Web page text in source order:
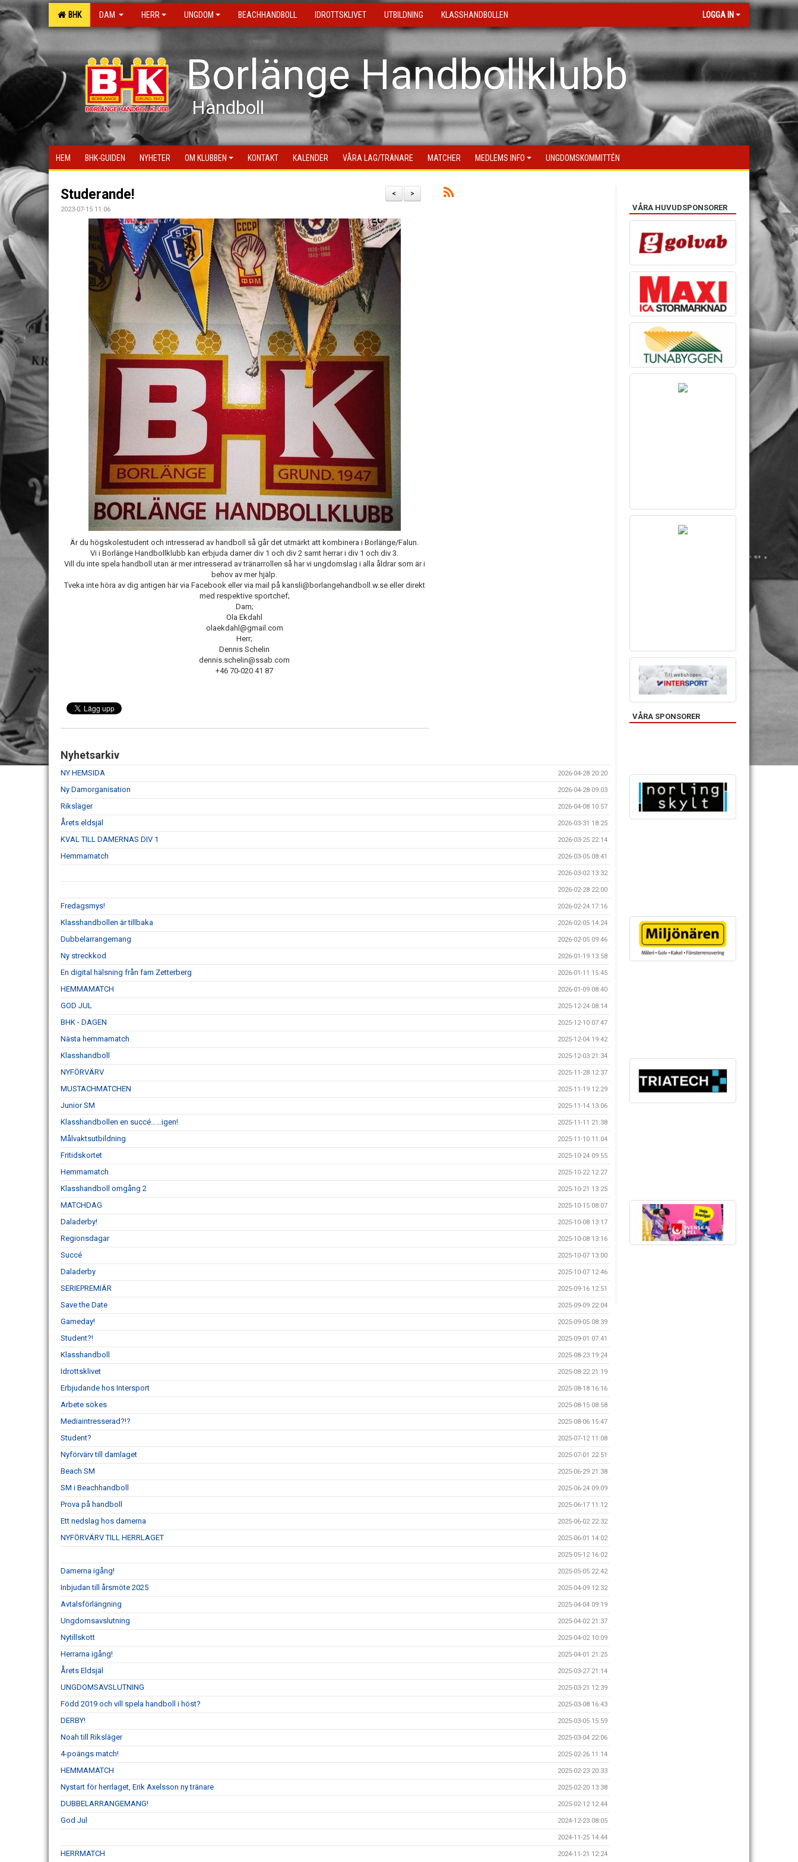
BHK DAM HERR UNGDOM BEACHHANDBOLL IDROTTSKLIVET UTBILDNING KLASSHANDBOLLEN LOGGA IN
Borlänge Handbollklubb
Handboll
HEM BHK-GUIDEN NYHETER OM KLUBBEN KONTAKT KALENDER VÅRA LAG/TRÄNARE MATCHER MEDLEMS INFO UNGDOMSKOMMITTÉN
>
<
Studerande!
2023-07-15 11:06
Är du högskolestudent och intresserad av handboll så går det utmärkt att kombinera i Borlänge/Falun.
Vi i Borlänge Handbollklubb kan erbjuda damer div 1 och div 2 samt herrar i div 1 och div 3.
Vill du inte spela handboll utan är mer intresserad av tränarrollen så har vi ungdomslag i alla åldrar som är i
behov av mer hjälp.
Tveka inte höra av dig antigen här via Facebook eller via mail på kansli@borlangehandboll.w.se eller direkt
med respektive sportchef;
Dam;
Ola Ekdahl
olaekdahl@gmail.com
Herr;
Dennis Schelin
dennis.schelin@ssab.com
+46 70-020 41 87
Nyhetsarkiv
NY HEMSIDA 2026-04-28 20:20
Ny Damorganisation 2026-04-28 09:03
Riksläger 2026-04-08 10:57
Årets eldsjäl 2026-03-31 18:25
KVAL TILL DAMERNAS DIV 1 2026-03-25 22:14
Hemmamatch 2026-03-05 08:41
2026-03-02 13:32
2026-02-28 22:00
Fredagsmys! 2026-02-24 17:16
Klasshandbollen är tillbaka 2026-02-05 14:24
Dubbelarrangemang 2026-02-05 09:46
Ny streckkod 2026-01-19 13:58
En digital hälsning från fam Zetterberg 2026-01-11 15:45
HEMMAMATCH 2026-01-09 08:40
GOD JUL 2025-12-24 08:14
BHK - DAGEN 2025-12-10 07:47
Nästa hemmamatch 2025-12-04 19:42
Klasshandboll 2025-12-03 21:34
NYFÖRVÄRV 2025-11-28 12:37
MUSTACHMATCHEN 2025-11-19 12:29
Junior SM 2025-11-14 13:06
Klasshandbollen en succé……igen! 2025-11-11 21:38
Målvaktsutbildning 2025-11-10 11:04
Fritidskortet 2025-10-24 09:55
Hemmamatch 2025-10-22 12:27
Klasshandboll omgång 2 2025-10-21 13:25
MATCHDAG 2025-10-15 08:07
Daladerby! 2025-10-08 13:17
Regionsdagar 2025-10-08 13:16
Succé 2025-10-07 13:00
Daladerby 2025-10-07 12:46
SERIEPREMIÄR 2025-09-16 12:51
Save the Date 2025-09-09 22:04
Gameday! 2025-09-05 08:39
Student?! 2025-09-01 07:41
Klasshandboll 2025-08-23 19:24
Idrottsklivet 2025-08-22 21:19
Erbjudande hos Intersport 2025-08-18 16:16
Arbete sökes 2025-08-15 08:58
Mediaintresserad?!? 2025-08-06 15:47
Student? 2025-07-12 11:08
Nyförvärv till damlaget 2025-07-01 22:51
Beach SM 2025-06-29 21:38
SM i Beachhandboll 2025-06-24 09:09
Prova på handboll 2025-06-17 11:12
Ett nedslag hos damerna 2025-06-02 22:32
NYFÖRVÄRV TILL HERRLAGET 2025-06-01 14:02
2025-05-12 16:02
Damerna igång! 2025-05-05 22:42
Inbjudan till årsmöte 2025 2025-04-09 12:32
Avtalsförlängning 2025-04-04 09:19
Ungdomsavslutning 2025-04-02 21:37
Nytillskott 2025-04-02 10:09
Herrarna igång! 2025-04-01 21:25
Årets Eldsjäl 2025-03-27 21:14
UNGDOMSAVSLUTNING 2025-03-21 12:39
Född 2019 och vill spela handboll i höst? 2025-03-08 16:43
DERBY! 2025-03-05 15:59
Noah till Riksläger 2025-03-04 22:06
4-poängs match! 2025-02-26 11:14
HEMMAMATCH 2025-02-23 20:33
Nystart för herrlaget, Erik Axelsson ny tränare 2025-02-20 13:38
DUBBELARRANGEMANG! 2025-02-12 12:44
God Jul 2024-12-23 08:05
2024-11-25 14:44
HERRMATCH 2024-11-21 12:24
VÅRA HUVUDSPONSORER
VÅRA SPONSORER